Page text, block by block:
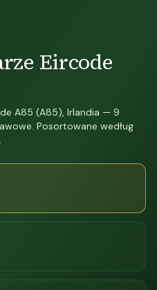
Eircode
A85 (A85), Irlandia — 9
Posortowane według